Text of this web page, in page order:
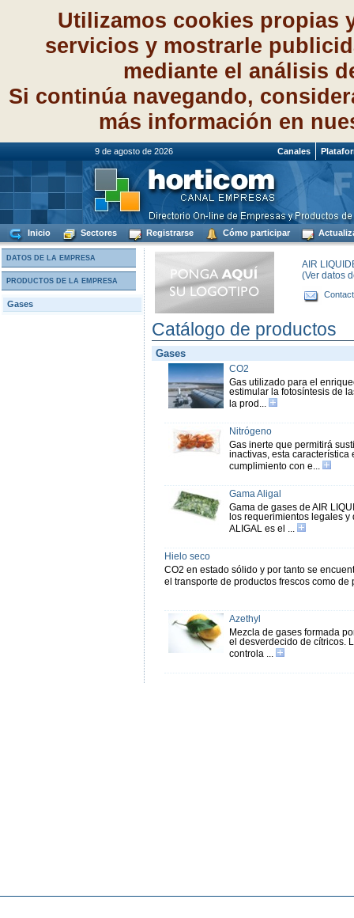
Utilizamos cookies propias
servicios y mostrarle
mediante el análisis
Si continúa navegando,
más información en
9 de agosto de 2026 Canales
Inicio Sectores Registrarse Cómo participar
DATOS DE LA EMPRESA
PRODUCTOS DE LA EMPRESA
Gases
AIR
(Ver datos
Catálogo de productos
Gases
CO2
Gas utilizado para el
estimular la fotosíntesis de
la prod...
Nitrógeno
Gas inerte que permitirá
inactivas, esta característica
cumplimiento con e...
Gama Aligal
Gama de gases de AIR
los requerimientos legales
ALIGAL es el ...
Hielo seco
CO2 en estado sólido y por tanto se
el transporte de productos frescos como
Azethyl
Mezcla de gases formada
el desverdecido de cítricos.
controla ...